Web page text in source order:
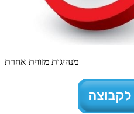
מנהיגות מזווית אחרת